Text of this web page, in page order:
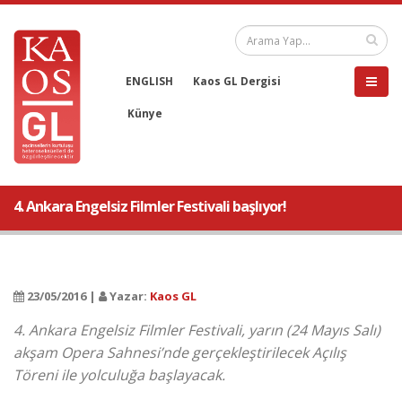
ENGLISH Kaos GL Dergisi
Künye
4. Ankara Engelsiz Filmler Festivali başlıyor!
23/05/2016 | Yazar: Kaos GL
4. Ankara Engelsiz Filmler Festivali, yarın (24 Mayıs Salı)
akşam Opera Sahnesi’nde gerçekleştirilecek Açılış
Töreni ile yolculuğa başlayacak.